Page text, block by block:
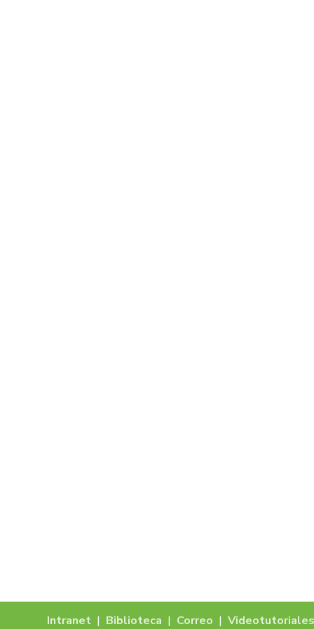
Intranet | Biblioteca | Correo | Videotutoriales